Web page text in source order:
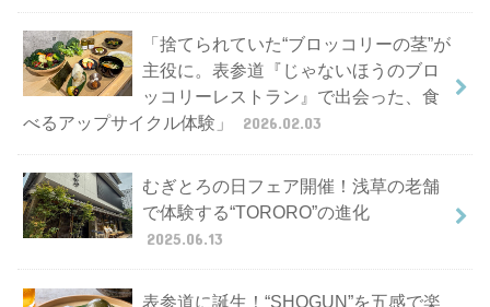
「捨てられていた“ブロッコリーの茎”が
主役に。表参道『じゃないほうのブロ
ッコリーレストラン』で出会った、食
べるアップサイクル体験」
2026.02.03
むぎとろの日フェア開催！浅草の老舗
で体験する“TORORO”の進化
2025.06.13
表参道に誕生！“SHOGUN”を五感で楽